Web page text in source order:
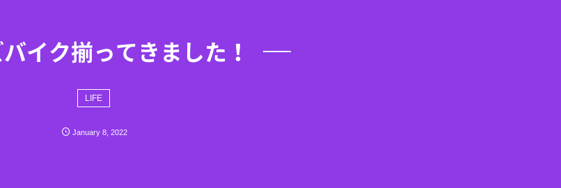
イク揃ってきました！
LIFE
January 8, 2022